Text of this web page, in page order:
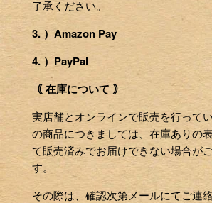
了承ください。
3. ）Amazon Pay
4. ）PayPal
｟ 在庫について ｠
実店舗とオンラインで販売を行って
の商品につきましては、在庫ありの
て販売済みでお届けできない場合が
す。
その際は、確認次第メールにてご連